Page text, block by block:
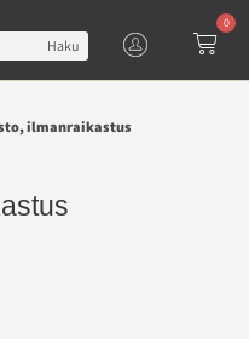
Haku
0
ilmanraikastus